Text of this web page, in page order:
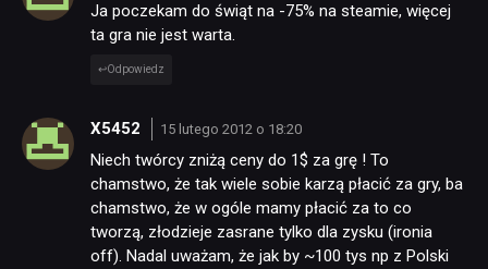
Ja poczekam do świąt na -75% na steamie, więcej
ta gra nie jest warta.
Odpowiedz
X5452 15 lutego 2012 o 18:20
Niech twórcy zniżą ceny do 1$ za grę ! To
chamstwo, że tak wiele sobie karzą płacić za gry, ba
chamstwo, że w ogóle mamy płacić za to co
tworzą, złodzieje zasrane tylko dla zysku (ironia
off). Nadal uważam, że jak by ~100 tys np z Polski